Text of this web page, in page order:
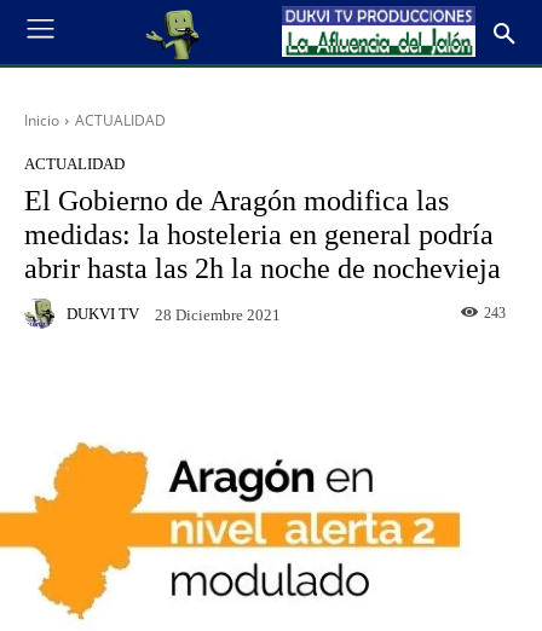
Inicio ACTUALIDAD
ACTUALIDAD
El Gobierno de Aragón modifica las
medidas: la hosteleria en general podría
abrir hasta las 2h la noche de nochevieja
DUKVI TV 28 Diciembre 2021 243